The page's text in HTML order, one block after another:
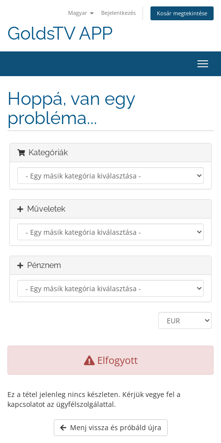
Magyar Bejelentkezés Kosár megtekintése
GoldsTV APP
a
Hoppá, van egy
probléma...
Kategóriák
Műveletek
Pénznem
Elfogyott
Ez a tétel jelenleg nincs készleten. Kérjük vegye fel a
kapcsolatot az ügyfélszolgálattal.
Menj vissza és próbáld újra